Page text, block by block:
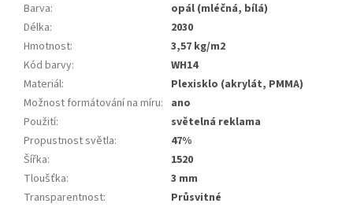
Barva:
opál (mléčná, bílá)
Délka:
2030
Hmotnost:
3,57 kg/m2
Kód barvy:
WH14
Materiál:
Plexisklo (akrylát, PMMA)
Možnost formátování na míru: ano
Použití:
světelná reklama
Propustnost světla:
47%
Šířka:
1520
Tloušťka:
3 mm
Transparentnost:
Průsvitné